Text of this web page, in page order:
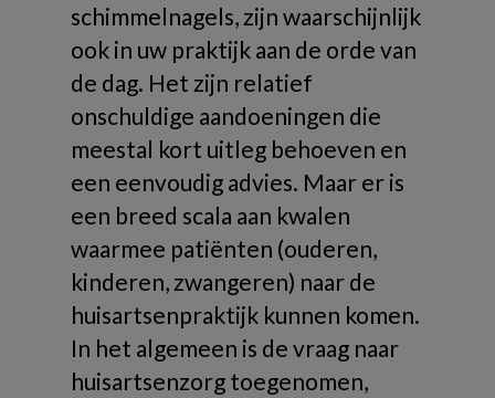
schimmelnagels, zijn waarschijnlijk
ook in uw praktijk aan de orde van
de dag. Het zijn relatief
onschuldige aandoeningen die
meestal kort uitleg behoeven en
een eenvoudig advies. Maar er is
een breed scala aan kwalen
waarmee patiënten (ouderen,
kinderen, zwangeren) naar de
huisartsenpraktijk kunnen komen.
In het algemeen is de vraag naar
huisartsenzorg toegenomen,